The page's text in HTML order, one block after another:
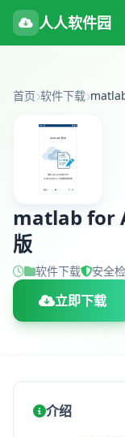
人人软件园
首页 软件下载
matlab for
版
软件下载 安全
立即下载
介绍